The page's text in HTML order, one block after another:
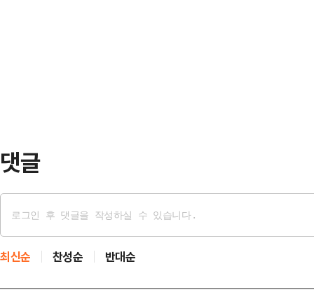
댓글
최신순 찬성순 반대순